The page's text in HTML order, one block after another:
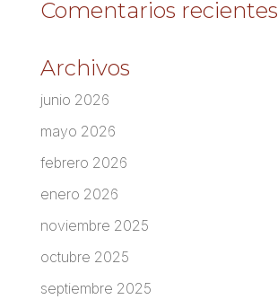
Comentarios recientes
Archivos
junio 2026
mayo 2026
febrero 2026
enero 2026
noviembre 2025
octubre 2025
septiembre 2025